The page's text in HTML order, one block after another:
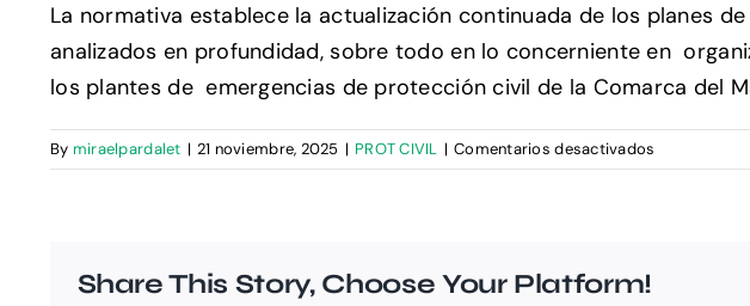
La normativa establece la actualización continuada de los planes
analizados en profundidad, sobre todo en lo concerniente en
los plantes de emergencias de protección civil de la Comarca del
By miraelpardalet | 21 noviembre, 2025 | PROT CIVIL | Comentarios desactivados
Plan
Share This Story, Choose Your Platform!